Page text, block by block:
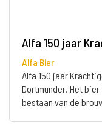
Alfa 150 jaar
Alfa Bier
Alfa 150 jaar
Dortmunder. Het
bestaan van de